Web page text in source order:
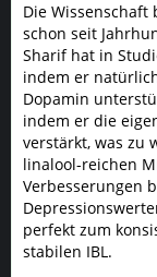
Die
schon seit
Sharif hat in
indem er
Dopamin
indem er die
verstärkt, was zu
linalool-reichen
Verbesserungen
perfekt zum
stabilen IBL.